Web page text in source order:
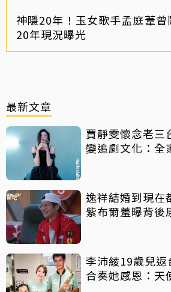
神隱20年！玉女歌手孟庭葦
20年現況曝光
最新文章
賈靜雯懷念老三
變追劇文化：全
逸祥結婚到現在
紫布爾羞曝背後
李沛綾19歲兒
合奏她感恩：天